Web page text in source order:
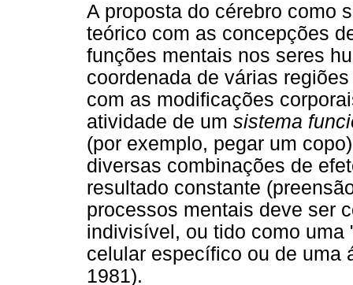
A proposta do cérebro como
teórico com as concepções
funções mentais nos seres
coordenada de várias
com as modificações
atividade de um sistema
(por exemplo, pegar um
diversas combinações de
resultado constante
processos mentais deve ser
indivisível, ou tido como
celular específico ou de uma
1981).